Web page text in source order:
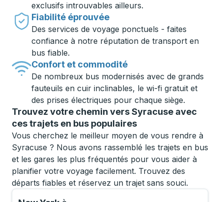
exclusifs introuvables ailleurs.
Fiabilité éprouvée
Des services de voyage ponctuels - faites
confiance à notre réputation de transport en
bus fiable.
Confort et commodité
De nombreux bus modernisés avec de grands
fauteuils en cuir inclinables, le wi-fi gratuit et
des prises électriques pour chaque siège.
Trouvez votre chemin vers Syracuse avec
ces trajets en bus populaires
Vous cherchez le meilleur moyen de vous rendre à
Syracuse ? Nous avons rassemblé les trajets en bus
et les gares les plus fréquentés pour vous aider à
planifier votre voyage facilement. Trouvez des
départs fiables et réservez un trajet sans souci.